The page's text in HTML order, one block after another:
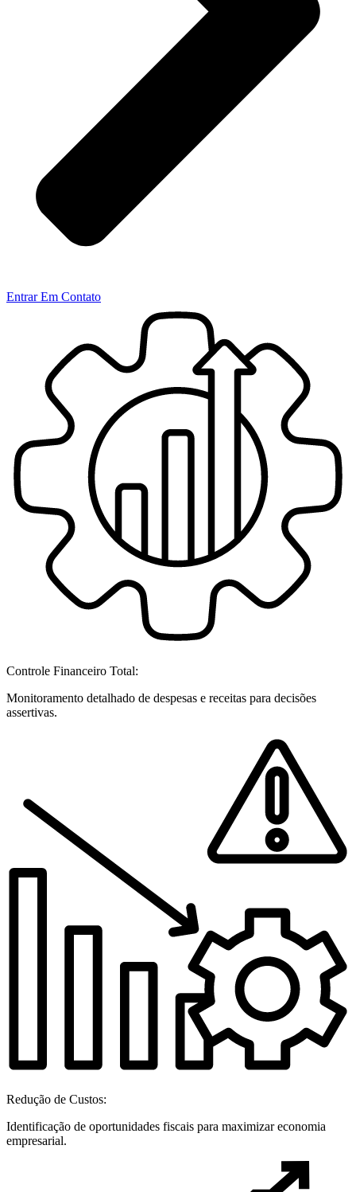
Entrar Em Contato
Controle Financeiro Total:
Monitoramento detalhado de despesas e receitas para decisões
assertivas.
Redução de Custos:
Identificação de oportunidades fiscais para maximizar economia
empresarial.